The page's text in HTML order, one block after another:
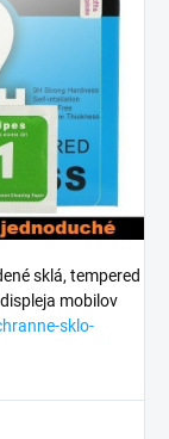
sklá, tempered
mobilov
sklo-